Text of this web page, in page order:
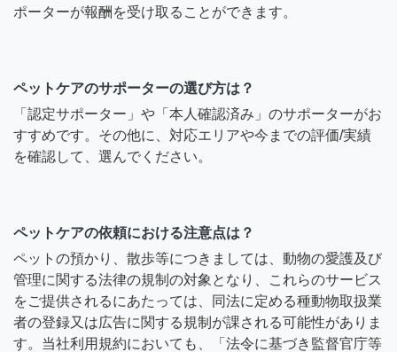
ポーターが報酬を受け取ることができます。
ペットケアのサポーターの選び方は？
「認定サポーター」や「本人確認済み」のサポーターがお
すすめです。その他に、対応エリアや今までの評価/実績
を確認して、選んでください。
ペットケアの依頼における注意点は？
ペットの預かり、散歩等につきましては、動物の愛護及び
管理に関する法律の規制の対象となり、これらのサービス
をご提供されるにあたっては、同法に定める種動物取扱業
者の登録又は広告に関する規制が課される可能性がありま
す。当社利用規約においても、「法令に基づき監督官庁等